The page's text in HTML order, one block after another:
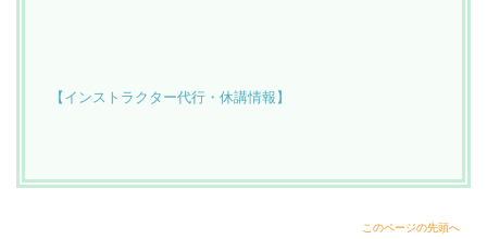
このページの先頭へ